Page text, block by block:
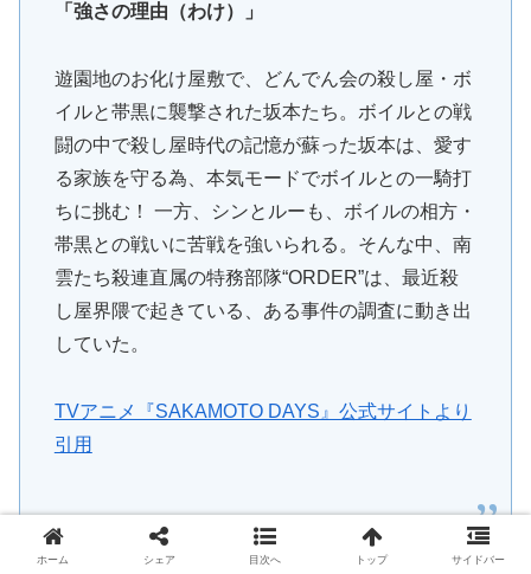
「強さの理由（わけ）」
遊園地のお化け屋敷で、どんでん会の殺し屋・ボ
イルと帯黒に襲撃された坂本たち。ボイルとの戦
闘の中で殺し屋時代の記憶が蘇った坂本は、愛す
る家族を守る為、本気モードでボイルとの一騎打
ちに挑む！ 一方、シンとルーも、ボイルの相方・
帯黒との戦いに苦戦を強いられる。そんな中、南
雲たち殺連直属の特務部隊“ORDER”は、最近殺
し屋界隈で起きている、ある事件の調査に動き出
していた。
TVアニメ『SAKAMOTO DAYS』公式サイトより
引用
ホーム シェア 目次へ トップ サイドバー